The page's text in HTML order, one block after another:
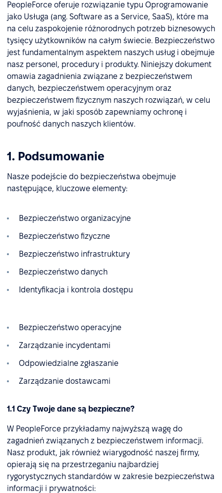
PeopleForce oferuje rozwiązanie typu Oprogramowanie
jako Usługa (ang. Software as a Service, SaaS), które ma
na celu zaspokojenie różnorodnych potrzeb biznesowych
tysięcy użytkowników na całym świecie. Bezpieczeństwo
jest fundamentalnym aspektem naszych usług i obejmuje
nasz personel, procedury i produkty. Niniejszy dokument
omawia zagadnienia związane z bezpieczeństwem
danych, bezpieczeństwem operacyjnym oraz
bezpieczeństwem fizycznym naszych rozwiązań, w celu
wyjaśnienia, w jaki sposób zapewniamy ochronę i
poufność danych naszych klientów.
1. Podsumowanie
Nasze podejście do bezpieczeństwa obejmuje
następujące, kluczowe elementy:
Bezpieczeństwo organizacyjne
Bezpieczeństwo fizyczne
Bezpieczeństwo infrastruktury
Bezpieczeństwo danych
Identyfikacja i kontrola dostępu
Bezpieczeństwo operacyjne
Zarządzanie incydentami
Odpowiedzialne zgłaszanie
Zarządzanie dostawcami
1.1 Czy Twoje dane są bezpieczne?
W PeopleForce przykładamy najwyższą wagę do
zagadnień związanych z bezpieczeństwem informacji.
Nasz produkt, jak również wiarygodność naszej firmy,
opierają się na przestrzeganiu najbardziej
rygorystycznych standardów w zakresie bezpieczeństwa
informacji i prywatności: